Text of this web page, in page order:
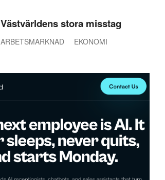
Västvärldens stora misstag
ARBETSMARKNAD EKONOMI